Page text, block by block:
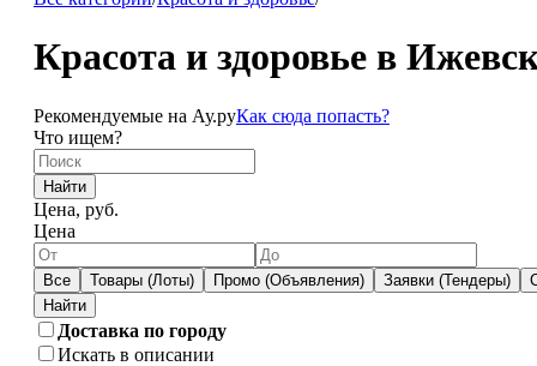
Красота и здоровье в
Рекомендуемые на Ау.руКак сюда попасть?
Что ищем?
Найти
Цена, руб.
Цена
Все Товары (Лоты) Промо (Объявления) Заявки (Тендеры)
Доставка по городу
Искать в описании